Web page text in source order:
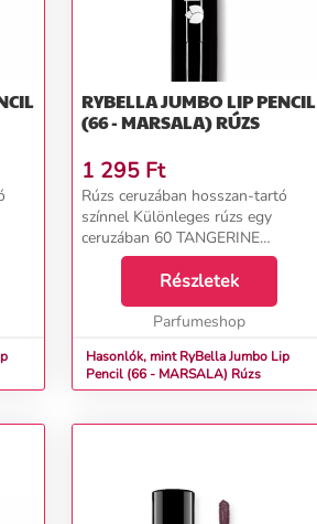
és
RYBELLA JUMBO LIP PENCIL
(66 - MARSALA) RÚZS
1 295 Ft
Rúzs ceruzában hosszan-tartó
színnel Különleges rúzs egy
ceruzában 60 TANGERINE
TANGO&nbsp;az olasz RyBella
márkától, amellyel az ajkak
kontúrozhatók vagy bársonyos és
tartós színekkel tölthető...
Részletek
Parfumeshop
Hasonlók, mint RyBella Jumbo Lip
Pencil (66 - MARSALA) Rúzs